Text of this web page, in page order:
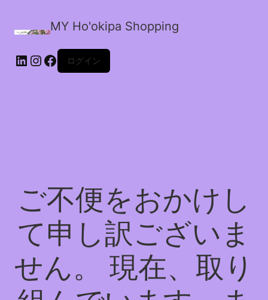
MY Ho'okipa Shopping
LinkedIn
Instagram
Facebookログイン
ご不便をおかけし
て申し訳ございま
せん。 現在、取り